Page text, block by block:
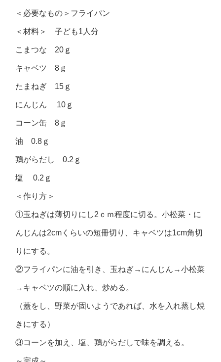
＜必要なもの＞フライパン
＜材料＞ 子ども1人分
こまつな 20ｇ
キャベツ 8ｇ
たまねぎ 15ｇ
にんじん 10ｇ
コーン缶 8ｇ
油 0.8ｇ
鶏がらだし 0.2ｇ
塩 0.2ｇ
＜作り方＞
①玉ねぎは薄切りにし2ｃｍ程度に切る。小松菜・に
んじんは2cmくらいの短冊切り、キャベツは1cm角切
りにする。
②フライパンに油を引き、玉ねぎ→にんじん→小松菜
→キャベツの順に入れ、炒める。
（蓋をし、野菜が固いようであれば、水を入れ蒸し焼
きにする）
③コーンを加え、塩、鶏がらだしで味を調える。